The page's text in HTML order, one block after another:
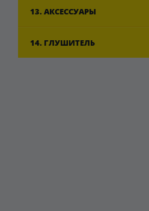
13. АКСЕССУАРЫ
14. ГЛУШИТЕЛЬ